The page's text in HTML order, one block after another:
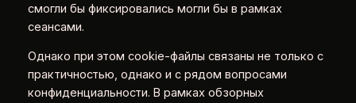
смогли бы фиксировались могли бы в рамках
сеансами.
Однако при этом cookie-файлы связаны не только с
практичностью, однако и с рядом вопросами
конфиденциальности. В рамках обзорных